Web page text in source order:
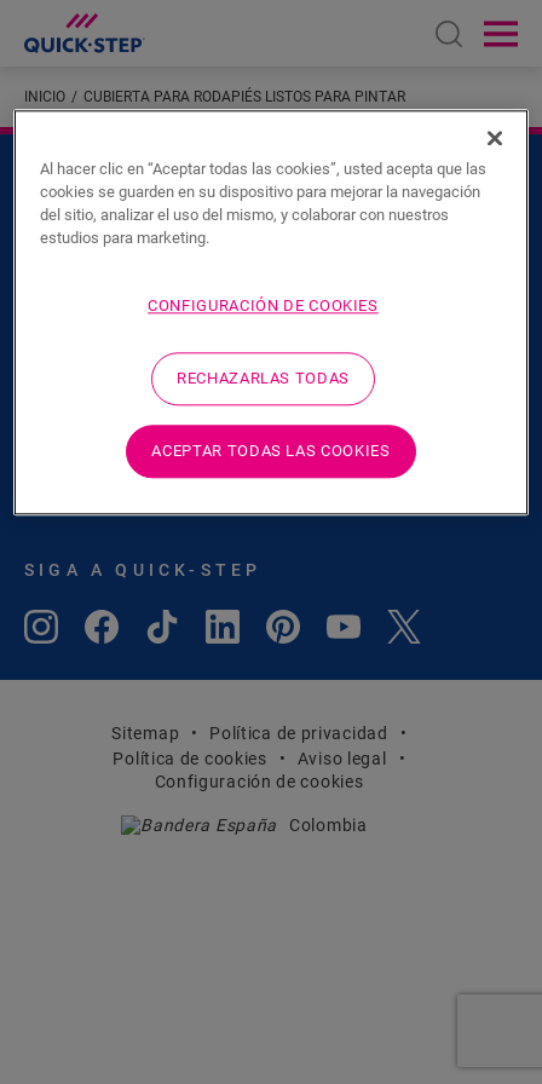
Open
INICIO CUBIERTA PARA RODAPIÉS LISTOS PARA PINTAR
PRODUCTOS
SIGA A QUICK-STEP
Sitemap
Política de privacidad
Política de cookies
Aviso legal
Configuración de cookies
Colombia
Al hacer clic en “Aceptar todas las cookies”, usted acepta que las
cookies se guarden en su dispositivo para mejorar la navegación
del sitio, analizar el uso del mismo, y colaborar con nuestros
estudios para marketing.
CONFIGURACIÓN DE COOKIES
RECHAZARLAS TODAS
ACEPTAR TODAS LAS COOKIES